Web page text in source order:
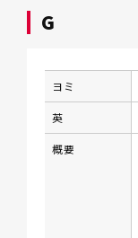
G
ヨミ
英
概要